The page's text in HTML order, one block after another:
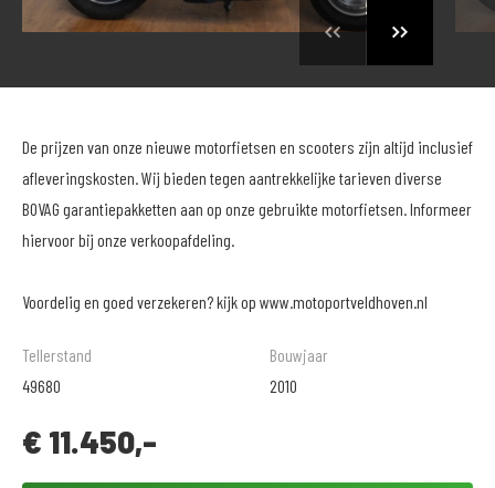
De prijzen van onze nieuwe motorfietsen en scooters zijn altijd inclusief
afleveringskosten. Wij bieden tegen aantrekkelijke tarieven diverse
BOVAG garantiepakketten aan op onze gebruikte motorfietsen. Informeer
hiervoor bij onze verkoopafdeling.
Voordelig en goed verzekeren? kijk op www.motoportveldhoven.nl
Tellerstand
49680
Bouwjaar
2010
€ 11.450,-